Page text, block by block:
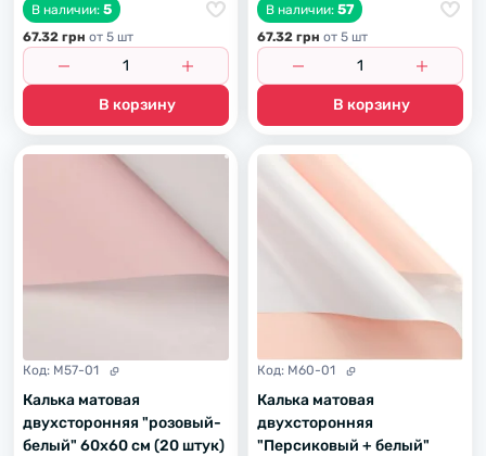
В наличии: 5
67.32 грн от 5 шт
В корзину
В наличии: 57
67.32 грн от 5 шт
В корзину
Код: M57-01
Калька матовая
двухсторонняя "розовый-
белый" 60х60 см (20 штук)
Код: M60-01
Калька матовая
двухсторонняя
"Персиковый + белый"